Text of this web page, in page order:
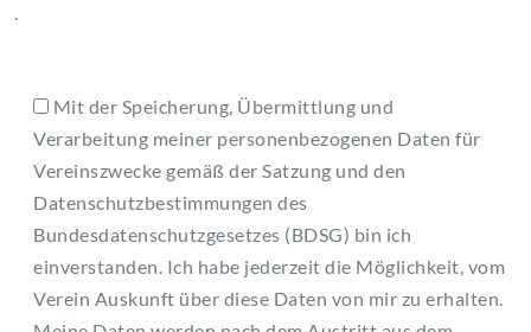
.
Mit der Speicherung, Übermittlung und
Verarbeitung meiner personenbezogenen Daten für
Vereinszwecke gemäß der Satzung und den
Datenschutzbestimmungen des
Bundesdatenschutzgesetzes (BDSG) bin ich
einverstanden. Ich habe jederzeit die Möglichkeit, vom
Verein Auskunft über diese Daten von mir zu erhalten.